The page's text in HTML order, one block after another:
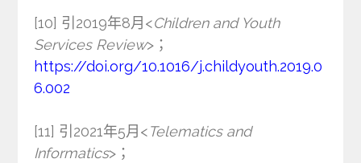
[10] 引2019年8月<Children and Youth
Services Review>；
https://doi.org/10.1016/j.childyouth.2019.0
6.002
[11] 引2021年5月<Telematics and
Informatics>；